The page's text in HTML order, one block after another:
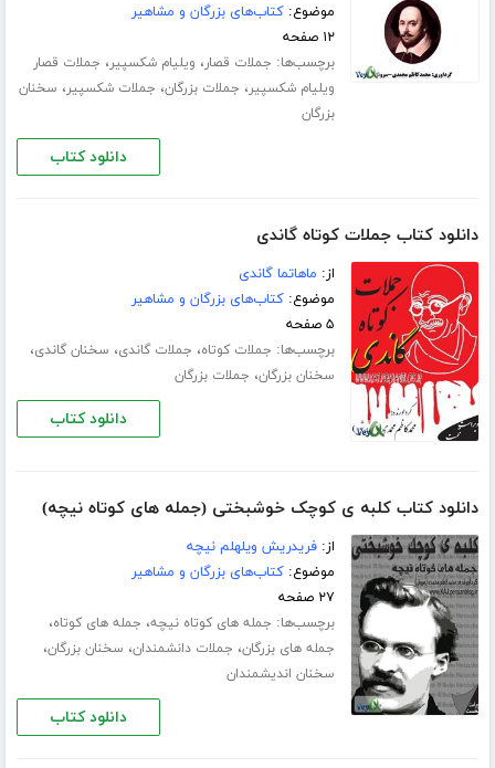
موضوع:کتاب‌های بزرگان و مشاهیر
۱۲ صفحه
برچسب‌ها: جملات قصار، ویلیام شکسپیر، جملات قصار
ویلیام شکسپیر، جملات بزرگان، جملات شکسپیر، سخنان
بزرگان
دانلود کتاب
دانلود کتاب جملات کوتاه گاندی
از: ماهاتما گاندی
موضوع:کتاب‌های بزرگان و مشاهیر
۵ صفحه
برچسب‌ها: جملات کوتاه، جملات گاندی، سخنان گاندی،
سخنان بزرگان، جملات بزرگان
دانلود کتاب
دانلود کتاب کلبه ی کوچک خوشبختی (جمله های کوتاه نیچه)
از:فریدریش ویلهلم نیچه
موضوع:کتاب‌های بزرگان و مشاهیر
۲۷ صفحه
برچسب‌ها: جمله های کوتاه نیچه، جمله های کوتاه،
جمله های بزرگان، جملات دانشمندان، سخنان بزرگان،
سخنان اندیشمندان
دانلود کتاب